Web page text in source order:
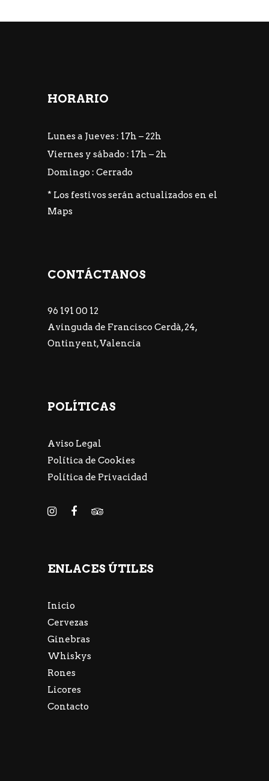
HORARIO
Lunes a Jueves : 17h – 22h
Viernes y sábado : 17h – 2h
Domingo : Cerrado
* Los festivos serán actualizados en el
Maps
CONTÁCTANOS
96 191 00 12
Avinguda de Francisco Cerdà, 24,
Ontinyent, Valencia
POLÍTICAS
Aviso Legal
Política de Cookies
Política de Privacidad
ENLACES ÚTILES
Inicio
Cervezas
Ginebras
Whiskys
Rones
Licores
Contacto